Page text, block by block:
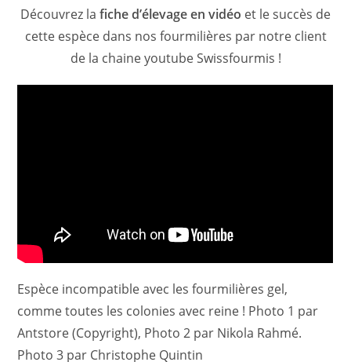
Découvrez la fiche d’élevage en vidéo et le succès de
cette espèce dans nos fourmilières par notre client
de la chaine youtube Swissfourmis !
Espèce incompatible avec les fourmilières gel,
comme toutes les colonies avec reine ! Photo 1 par
Antstore (Copyright), Photo 2 par Nikola Rahmé.
Photo 3 par Christophe Quintin